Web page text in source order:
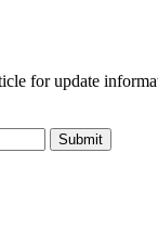
for update
Submit